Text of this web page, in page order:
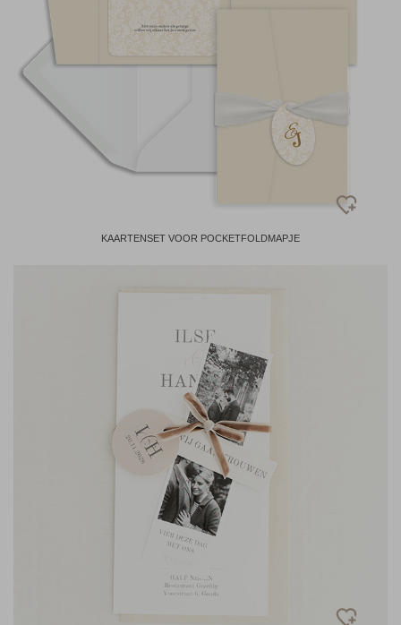
KAARTENSET VOOR POCKETFOLDMAPJE